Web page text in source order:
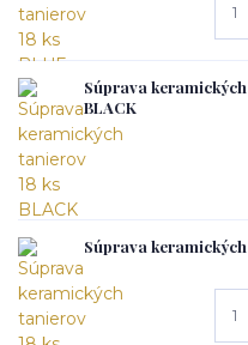
Súprava
BLACK
Súprava keramických